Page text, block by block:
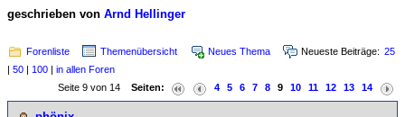
geschrieben von Arnd Hellinger
Forenliste Themenübersicht Neues Thema Neueste Beiträge: 25
| 50 | 100 | in allen Foren
Seite 9 von 14 Seiten: 4 5 6 7 8 9 10 11 12 13 14